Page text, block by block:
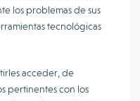
los problemas de sus
tecnológicas
acceder, de
pertinentes con los